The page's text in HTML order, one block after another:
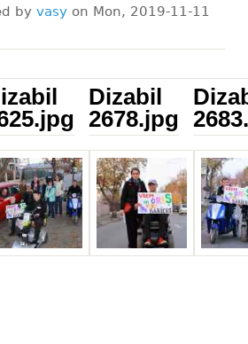
by vasy on Mon, 2019-11-11
Dizabil
2678.jpg
Dizabil_2678.jpg